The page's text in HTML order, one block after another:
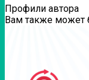
Профили автора
Вам также может